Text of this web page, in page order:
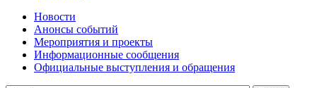
Новости
Анонсы событий
Мероприятия и проекты
Информационные сообщения
Официальные выступления и обращения